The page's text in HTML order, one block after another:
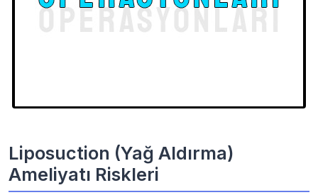
Liposuction (Yağ Aldırma)
Ameliyatı Riskleri